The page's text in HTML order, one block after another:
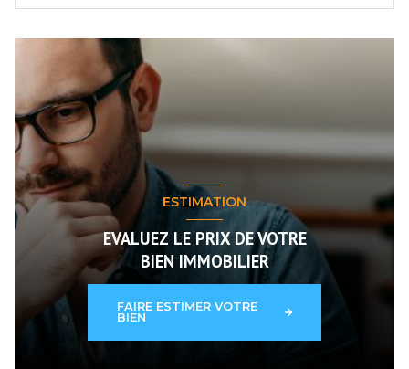
ESTIMATION
EVALUEZ LE PRIX DE VOTRE
BIEN IMMOBILIER
FAIRE ESTIMER VOTRE
BIEN